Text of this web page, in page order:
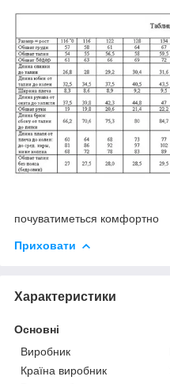
почуватиметься комфортно
Приховати
Характеристики
Основні
Виробник
Країна виробник